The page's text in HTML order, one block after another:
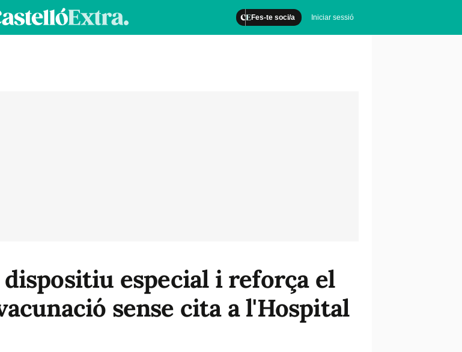
Fes-te soci/a Iniciar sessió
especial i reforça el
sense cita a l'Hospital